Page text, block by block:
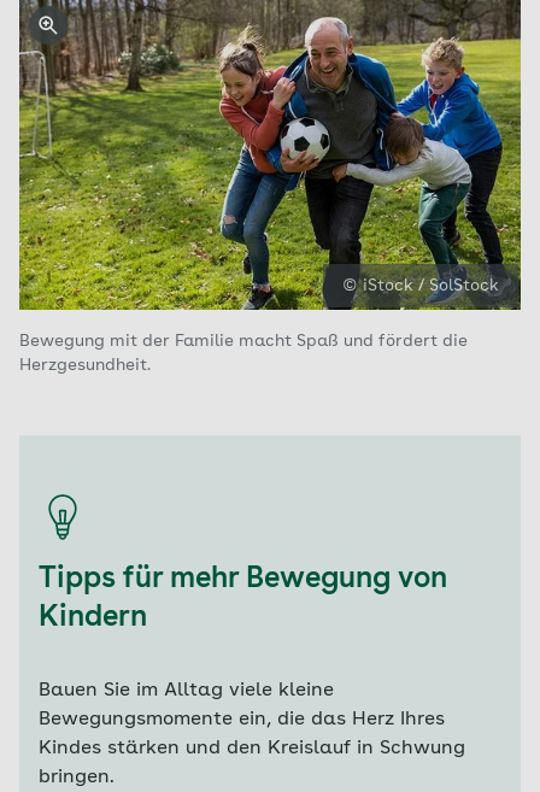
© iStock / SolStock
Bewegung mit der Familie macht Spaß und fördert die
Herzgesundheit.
Tipps für mehr Bewegung von
Kindern
Bauen Sie im Alltag viele kleine
Bewegungsmomente ein, die das Herz Ihres
Kindes stärken und den Kreislauf in Schwung
bringen.